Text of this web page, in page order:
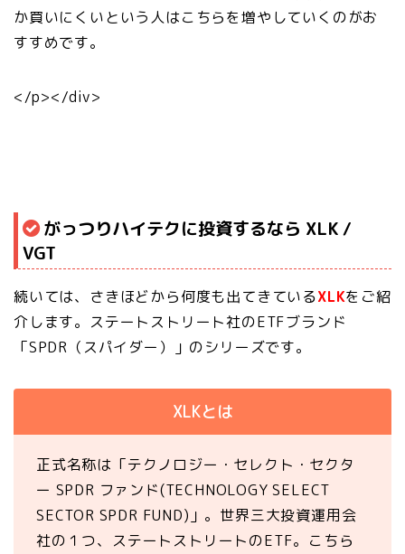
か買いにくいという人はこちらを増やしていくのがお
すすめです。
</p></div>
がっつりハイテクに投資するなら XLK /
VGT
続いては、さきほどから何度も出てきているXLKをご紹
介します。ステートストリート社のETFブランド
「SPDR（スパイダー）」のシリーズです。
XLKとは
正式名称は「テクノロジー・セレクト・セクタ
ー SPDR ファンド(TECHNOLOGY SELECT
SECTOR SPDR FUND)」。世界三大投資運用会
社の１つ、ステートストリートのETF。こちら